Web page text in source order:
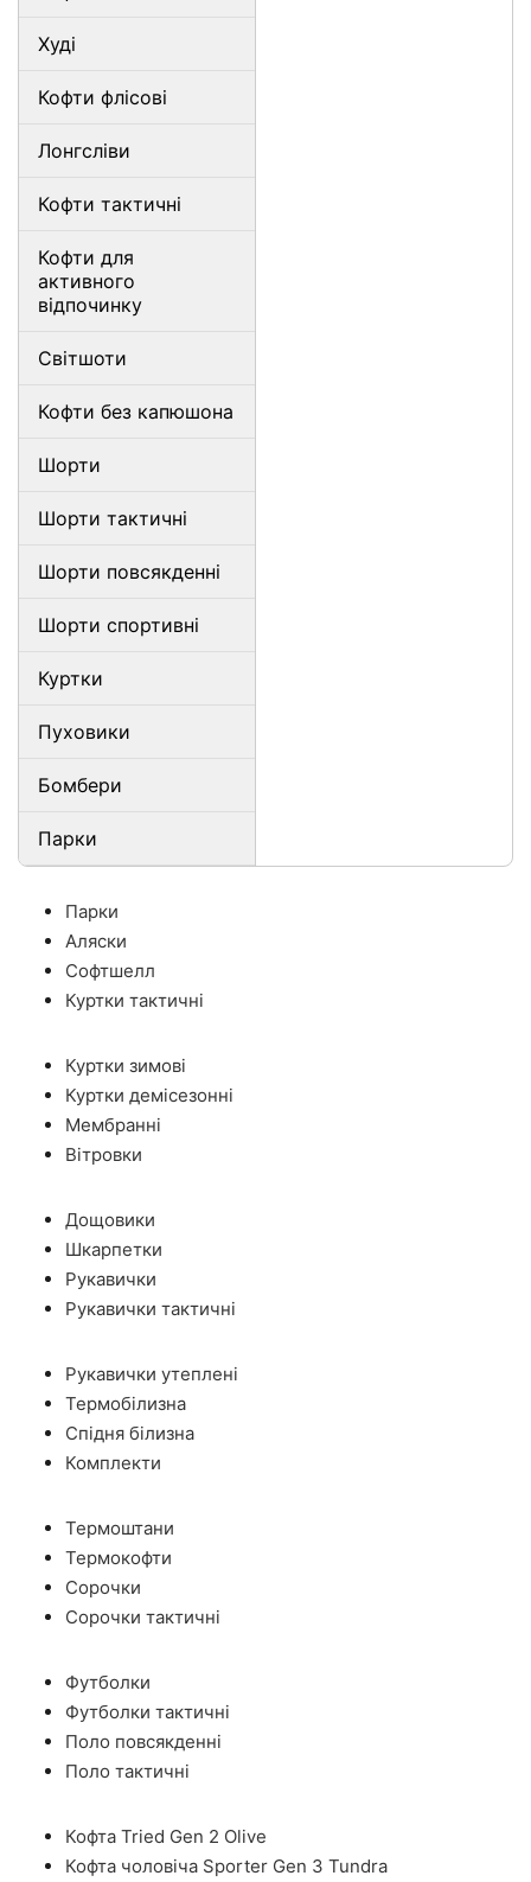
Худі
Кофти флісові
Лонгсліви
Кофти тактичні
Кофти для
активного
відпочинку
Світшоти
Кофти без капюшона
Шорти
Шорти тактичні
Шорти повсякденні
Шорти спортивні
Куртки
Пуховики
Бомбери
Парки
Парки
Аляски
Софтшелл
Куртки тактичні
Куртки зимові
Куртки демісезонні
Мембранні
Вітровки
Дощовики
Шкарпетки
Рукавички
Рукавички тактичні
Рукавички утеплені
Термобілизна
Спідня білизна
Комплекти
Термоштани
Термокофти
Сорочки
Сорочки тактичні
Футболки
Футболки тактичні
Поло повсякденні
Поло тактичні
Кофта Tried Gen 2 Olive
Кофта чоловіча Sporter Gen 3 Tundra